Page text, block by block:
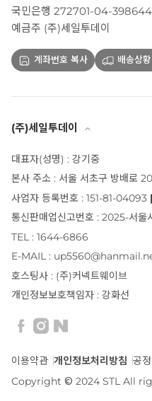
국민은행 272701-04-398644
예금주 (주)세일투데이
계좌번호 복사 배송상
(주)세일투데이
대표자(성명) : 강기중
본사 주소 : 서울 서초구 방배로
사업자 등록번호 : 151-81-04093
통신판매업신고번호 : 2025-서울
TEL : 1644-6866
E-MAIL :
호스팅사 : (주)커넥트웨이브
개인정보보호책임자 : 강화선
이용약관 개인정보처리방침 공
Copyright © 2024 STL All